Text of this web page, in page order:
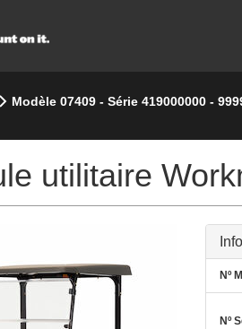
Modèle 07409 - Série 419000000 -
utilitaire
Nº
Nº